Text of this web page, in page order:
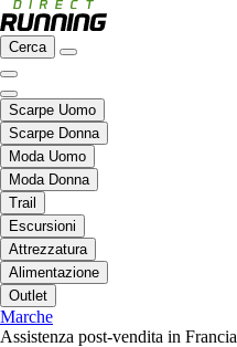
Cerca
Scarpe Uomo
Scarpe Donna
Moda Uomo
Moda Donna
Trail
Escursioni
Attrezzatura
Alimentazione
Outlet
Marche
Assistenza post-vendita in Francia